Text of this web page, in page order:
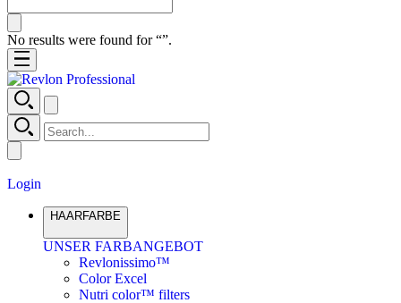
No results were found for “”.
Login
HAARFARBE
UNSER FARBANGEBOT
Revlonissimo™
Color Excel
Nutri color™ filters